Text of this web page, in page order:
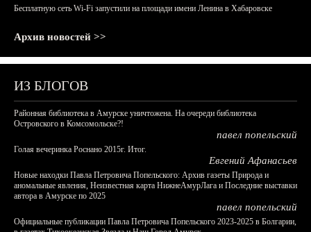
Бесплатную сеть Wi-Fi запустили на площади имени Ленина в Хабаровске
Архив новостей >>
ИЗ БЛОГОВ
Районная библиотека в Амурске уничтожена. На очереди библиотека
Островского в Комсомольске?!
павел попельский
Голая вечеринка Роснано 2015г. Итог.
Евгений Афанасьев
Новые находки Павла Петровича Попельского: Архив газеты Природа и
аномальные явления, Неизвестная карта НижнеАмурЛага и Последние выставки
автора в Амурске по 2025
павел попельский
Официальные публикации Павла Петровича Попельского 2023-2025 в Болгарии,